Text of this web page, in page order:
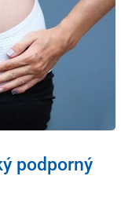
podporný